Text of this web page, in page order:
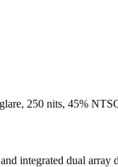
250 nits, 45%
integrated dual array